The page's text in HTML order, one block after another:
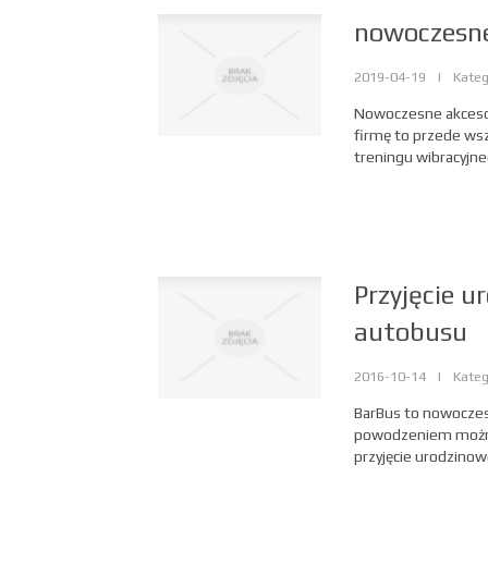
2019-04-19 |
Nowoczesne
firmę to przede
treningu
Przyjęcie
autobusu
2016-10-14 |
BarBus to
powodzeniem
przyjęcie